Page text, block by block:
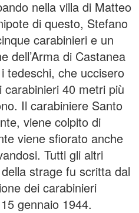
nella villa di Matteo
di questo, Stefano
carabinieri e un
dell’Arma di Castanea
tedeschi, che uccisero
40 metri più
Il carabiniere Santo
viene colpito di
viene sfiorato anche
Tutti gli altri
strage fu scritta dal
dei carabinieri
gennaio 1944.